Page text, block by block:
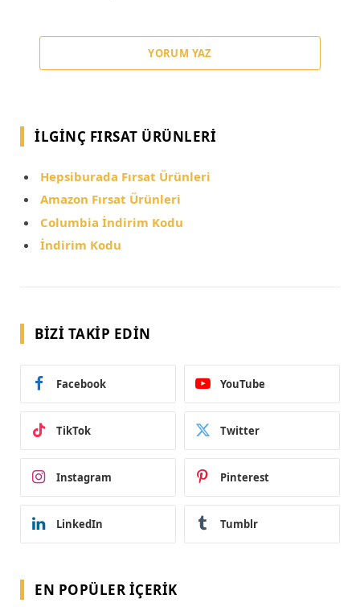
YORUM YAZ
İLGINÇ FIRSAT ÜRÜNLERI
Hepsiburada Fırsat Ürünleri
Amazon Fırsat Ürünleri
Columbia İndirim Kodu
İndirim Kodu
BIZI TAKIP EDIN
Facebook YouTube
TikTok Twitter
Instagram Pinterest
LinkedIn Tumblr
EN POPÜLER İÇERIK